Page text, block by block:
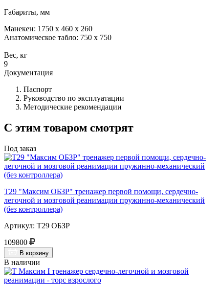
Габариты, мм
Манекен: 1750 х 460 х 260
Анатомическое табло: 750 х 750
Вес, кг
9
Документация
Паспорт
Руководство по эксплуатации
Методические рекомендации
С этим товаром смотрят
Под заказ
Т29 "Максим ОБЗР" тренажер первой помощи, сердечно-
легочной и мозговой реанимации пружинно-механический
(без контроллера)
Артикул: Т29 ОБЗР
109800
В корзину
В наличии